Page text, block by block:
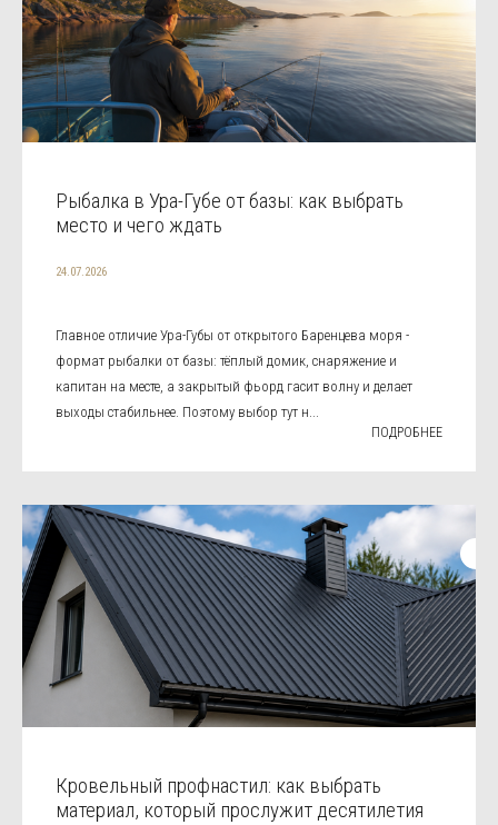
Рыбалка в Ура-Губе от базы: как выбрать
место и чего ждать
24.07.2026
Главное отличие Ура-Губы от открытого Баренцева моря -
формат рыбалки от базы: тёплый домик, снаряжение и
капитан на месте, а закрытый фьорд гасит волну и делает
выходы стабильнее. Поэтому выбор тут н...
ПОДРОБНЕЕ
Кровельный профнастил: как выбрать
материал, который прослужит десятилетия